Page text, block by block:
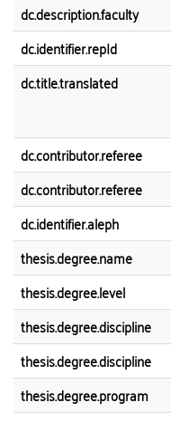
dc.description.faculty
dc.identifier.repId
dc.title.translated
dc.contributor.referee
dc.contributor.referee
dc.identifier.aleph
thesis.degree.name
thesis.degree.level
thesis.degree.discipline
thesis.degree.discipline
thesis.degree.program